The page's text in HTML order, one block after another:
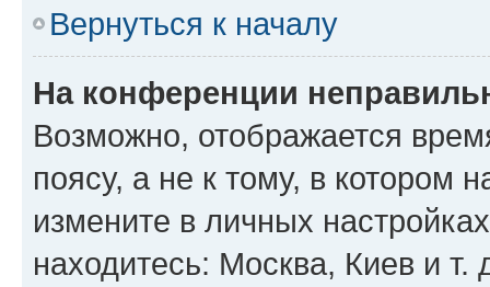
Вернуться к началу
На конференции
Возможно, отображается
поясу, а не к тому, в котором
измените в личных
находитесь: Москва, Киев и т.